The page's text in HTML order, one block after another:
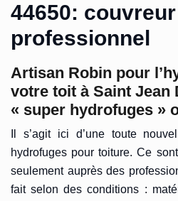
44650: couvreur
professionnel
Artisan Robin pour
votre toit à Saint Jean
« super hydrofuges »
Il s’agit ici d’une toute
hydrofuges pour toiture. Ce
seulement auprès des
fait selon des conditions :